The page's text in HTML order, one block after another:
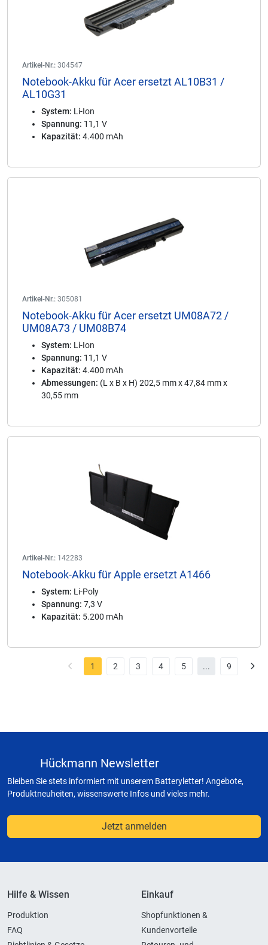
Artikel-Nr.: 304547
Notebook-Akku für Acer ersetzt AL10B31 /
AL10G31
System: Li-Ion
Spannung: 11,1 V
Kapazität: 4.400 mAh
Artikel-Nr.: 305081
Notebook-Akku für Acer ersetzt UM08A72 /
UM08A73 / UM08B74
System: Li-Ion
Spannung: 11,1 V
Kapazität: 4.400 mAh
Abmessungen: (L x B x H) 202,5 mm x 47,84 mm x
30,55 mm
Artikel-Nr.: 142283
Notebook-Akku für Apple ersetzt A1466
System: Li-Poly
Spannung: 7,3 V
Kapazität: 5.200 mAh
1 2 3 4 5 ... 9
Hückmann Newsletter
Bleiben Sie stets informiert mit unserem Batteryletter! Angebote,
Produktneuheiten, wissenswerte Infos und vieles mehr.
Jetzt anmelden
Hilfe & Wissen
Produktion
FAQ
Einkauf
Shopfunktionen &
Kundenvorteile